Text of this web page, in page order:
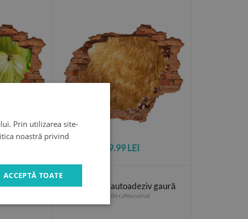
99.99 LEI
în perete Autocolant autoadeziv gaură
Perete de cafea ruinat
Prin utilizarea site-
noastră privind
ACCEPTĂ TOATE